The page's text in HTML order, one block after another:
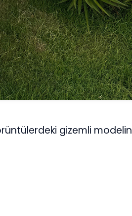
gizemli modelin